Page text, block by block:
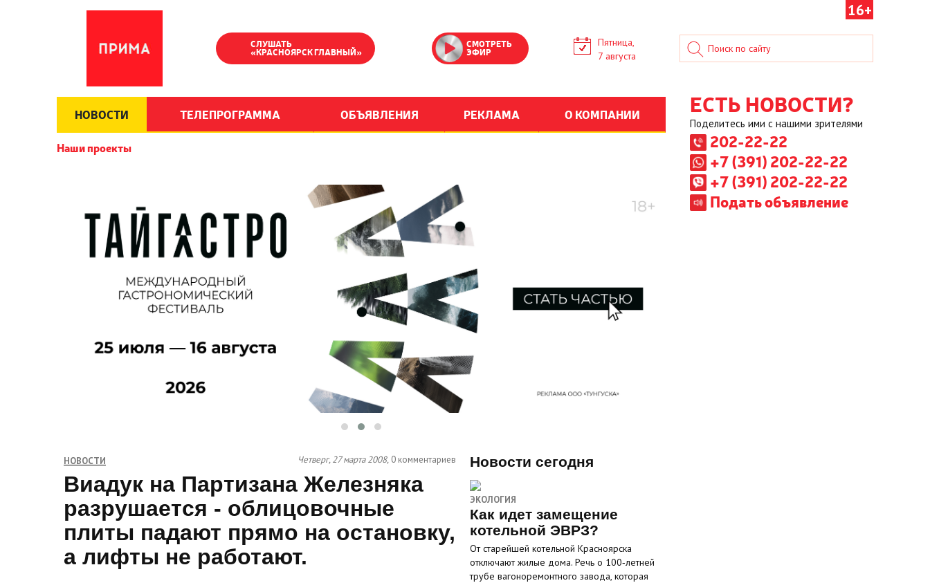
16+
СЛУШАТЬ
«КРАСНОЯРСК ГЛАВНЫЙ»
СМОТРЕТЬ
ЭФИР
Пятница,
7 августа
НОВОСТИ ТЕЛЕПРОГРАММА ОБЪЯВЛЕНИЯ РЕКЛАМА О КОМПАНИИ
Наши проекты
ЕСТЬ НОВОСТИ?
Поделитесь ими с нашими зрителями
202-22-22
+7 (391) 202-22-22
+7 (391) 202-22-22
Подать объявление
НОВОСТИ Четверг, 27 марта 2008, 0 комментариев
Виадук на Партизана Железняка
разрушается - облицовочные
плиты падают прямо на остановку,
а лифты не работают.
Новости сегодня
ЭКОЛОГИЯ
Как идет замещение
котельной ЭВРЗ?
От старейшей котельной Красноярска
отключают жилые дома. Речь о 100‑летней
трубе вагоноремонтного завода, которая